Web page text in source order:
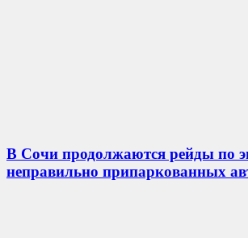
В Сочи продолжаются рейды по
неправильно припаркованных